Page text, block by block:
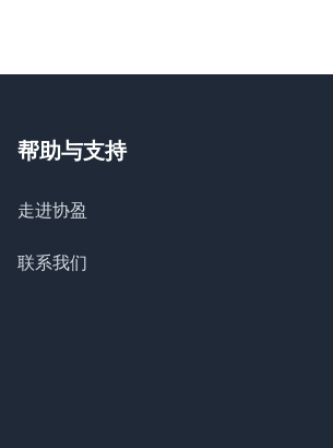
帮助与支持
走进协盈
联系我们